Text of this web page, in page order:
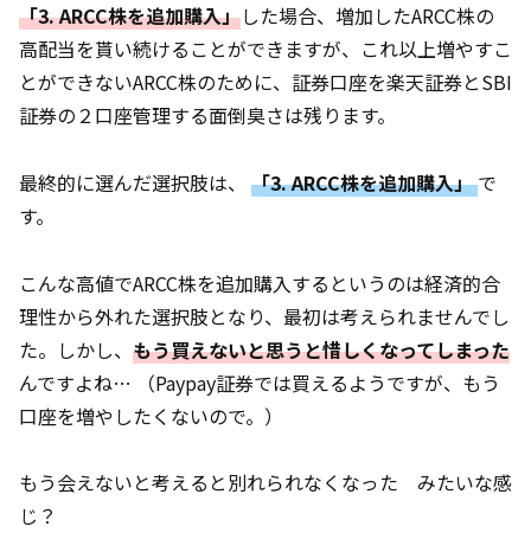
「3. ARCC株を追加購入」した場合、増加したARCC株の
高配当を貰い続けることができますが、これ以上増やすこ
とができないARCC株のために、証券口座を楽天証券とSBI
証券の２口座管理する面倒臭さは残ります。
最終的に選んだ選択肢は、 「3. ARCC株を追加購入」で
す。
こんな高値でARCC株を追加購入するというのは経済的合
理性から外れた選択肢となり、最初は考えられませんでし
た。しかし、 もう買えないと思うと惜しくなってしまった
んですよね… （Paypay証券では買えるようですが、もう
口座を増やしたくないので。）
もう会えないと考えると別れられなくなった みたいな感
じ？